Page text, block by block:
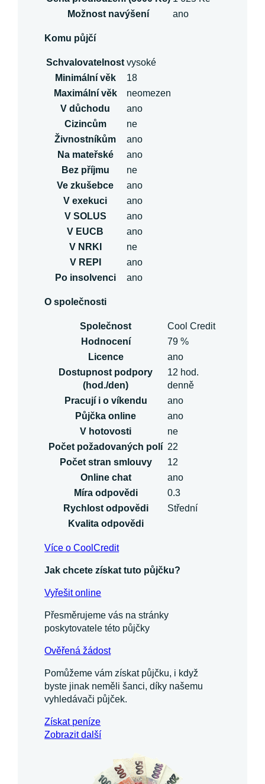
Možnost navýšení
ano
Komu půjčí
Schvalovatelnost vysoké
Minimální věk
18
Maximální věk
neomezen
V důchodu
ano
Cizincům
ne
Živnostníkům
ano
Na mateřské
ano
Bez příjmu
ne
Ve zkušebce
ano
V exekuci
ano
V SOLUS
ano
V EUCB
ano
V NRKI
ne
V REPI
ano
Po insolvenci
ano
O společnosti
Společnost
Cool Credit
Hodnocení
79 %
Licence
ano
Dostupnost podpory
(hod./den)
12 hod.
denně
Pracují i o víkendu
ano
Půjčka online
ano
V hotovosti
ne
Počet požadovaných polí 22
Počet stran smlouvy
12
Online chat
ano
Míra odpovědi
0.3
Rychlost odpovědi
Střední
Kvalita odpovědi
Více o CoolCredit
Jak chcete získat tuto půjčku?
Vyřešit online
Přesměrujeme vás na stránky
poskytovatele této půjčky
Ověřená žádost
Pomůžeme vám získat půjčku, i když
byste jinak neměli šanci, díky našemu
vyhledávači půjček.
Získatpeníze
Zobrazit další